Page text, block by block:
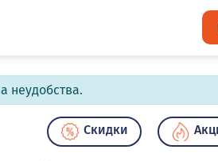
неудобства.
Скидки